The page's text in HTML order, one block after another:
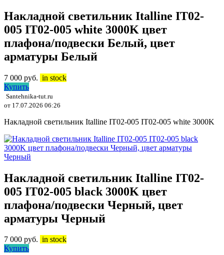
Накладной светильник Italline IT02-
005 IT02-005 white 3000K цвет
плафона/подвески Белый, цвет
арматуры Белый
7 000 руб. in stock
Купить
Santehnika-tut.ru
от 17.07.2026 06:26
Накладной светильник Italline IT02-005 IT02-005 white 3000K
Накладной светильник Italline IT02-
005 IT02-005 black 3000K цвет
плафона/подвески Черный, цвет
арматуры Черный
7 000 руб. in stock
Купить